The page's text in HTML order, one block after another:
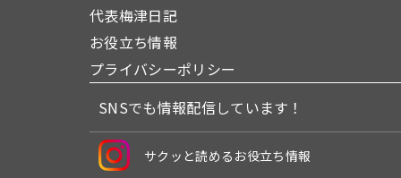
代表梅津日記
お役立ち情報
プライバシーポリシー
SNSでも情報配信しています！
サクッと読めるお役立ち情報